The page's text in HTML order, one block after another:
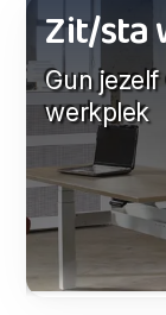
Zit/sta
Gun
werkplek